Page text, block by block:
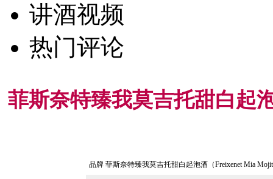
讲酒视频
热门评论
菲斯奈特臻我莫吉托甜白起
品牌 菲斯奈特臻我莫吉托甜白起泡酒（Freixenet Mia